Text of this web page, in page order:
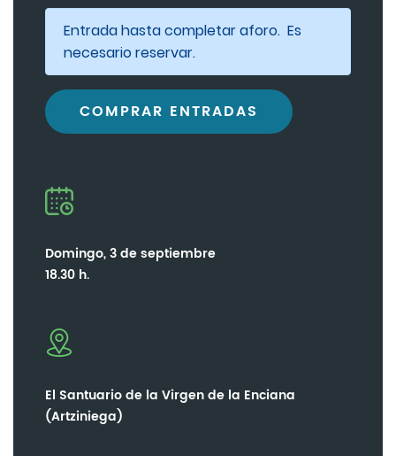
Entrada hasta completar aforo. Es
necesario reservar.
COMPRAR ENTRADAS
Domingo, 3 de septiembre
18.30 h.
El Santuario de la Virgen de la Enciana
(Artziniega)